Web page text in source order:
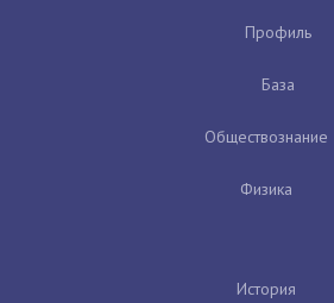
Профиль
База
Обществознание
Физика
История